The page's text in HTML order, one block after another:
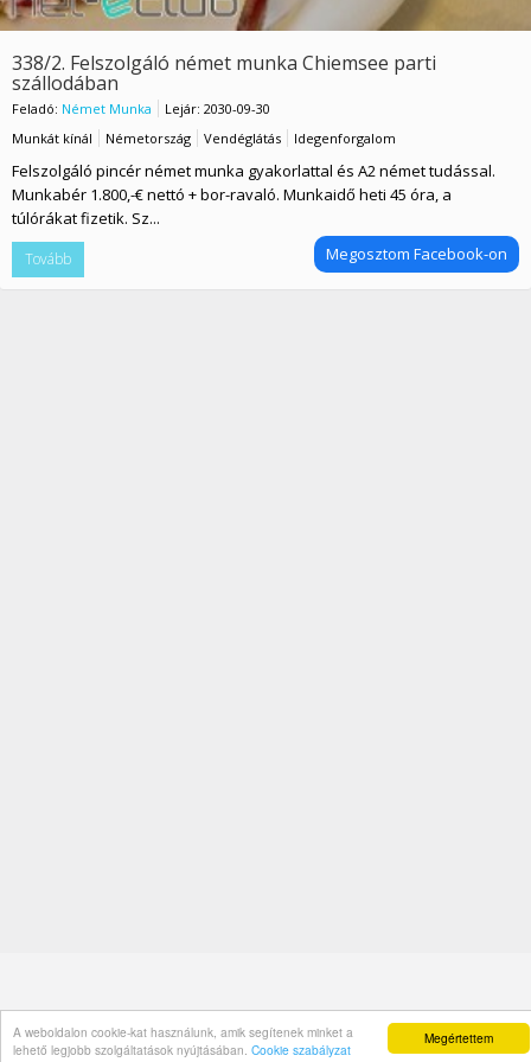
Megértettem
A weboldalon cookie-kat használunk, amik segítenek minket a
lehető legjobb szolgáltatások nyújtásában. Cookie szabályzat
338/2. Felszolgáló német munka Chiemsee parti
szállodában
Feladó: Német Munka
Lejár: 2030-09-30
Munkát kínál
Németország Vendéglátás Idegenforgalom
Felszolgáló pincér német munka gyakorlattal és A2 német tudással.
Munkabér 1.800,-€ nettó + bor-ravaló. Munkaidő heti 45 óra, a
túlórákat fizetik. Sz...
Megosztom Facebook-on
Tovább